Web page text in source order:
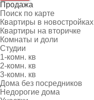
Продажа
Поиск по карте
Квартиры в новостройках
Квартиры на вторичке
Комнаты и доли
Студии
1-комн. кв
2-комн. кв
3-комн. кв
Дома без посредников
Недорогие дома